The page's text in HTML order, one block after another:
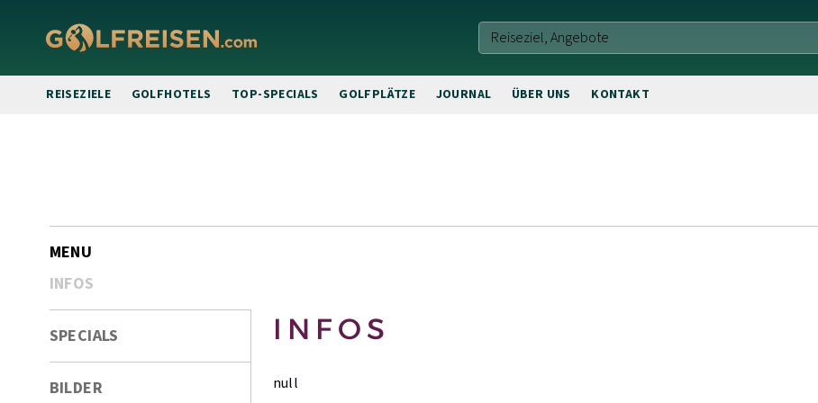
REISEZIELE GOLFHOTELS TOP-SPECIALS GOLFPLÄTZE JOURNAL ÜBER UNS
KONTAKT
MENU
INFOS
SPECIALS
BILDER
INFOS
null